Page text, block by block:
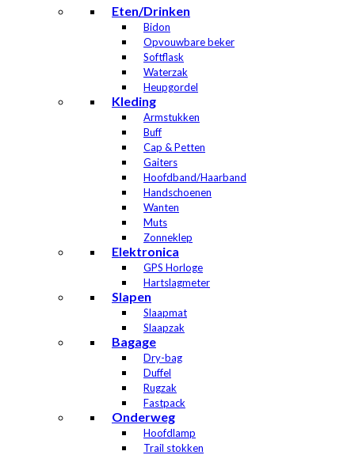
Eten/Drinken
Bidon
Opvouwbare beker
Softflask
Waterzak
Heupgordel
Kleding
Armstukken
Buff
Cap & Petten
Gaiters
Hoofdband/Haarband
Handschoenen
Wanten
Muts
Zonneklep
Elektronica
GPS Horloge
Hartslagmeter
Slapen
Slaapmat
Slaapzak
Bagage
Dry-bag
Duffel
Rugzak
Fastpack
Onderweg
Hoofdlamp
Trail stokken